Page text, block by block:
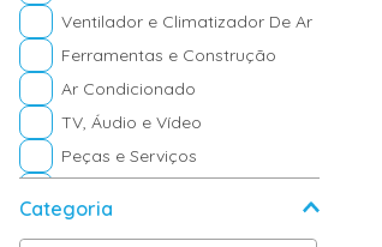
Ventilador e Climatizador De Ar
Ferramentas e Construção
Ar Condicionado
TV, Áudio e Vídeo
Peças e Serviços
Categoria